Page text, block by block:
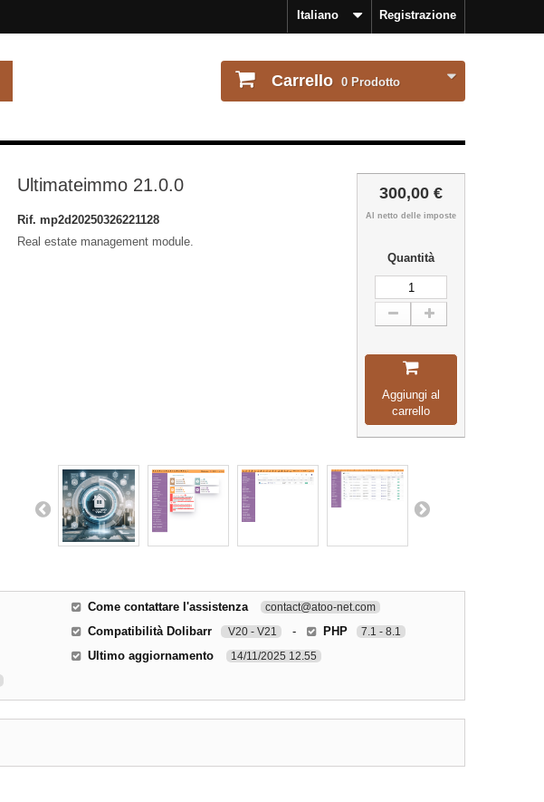
Registrazione
Italiano
Carrello 0 Prodotto
Ultimateimmo 21.0.0
Rif. mp2d20250326221128
Real estate management module.
300,00 €
Al netto delle imposte
Quantità
Aggiungi al
carrello
Come contattare l'assistenza contact@atoo-net.com
Compatibilità Dolibarr V20 - V21 - PHP 7.1 - 8.1
Ultimo aggiornamento 14/11/2025 12.55